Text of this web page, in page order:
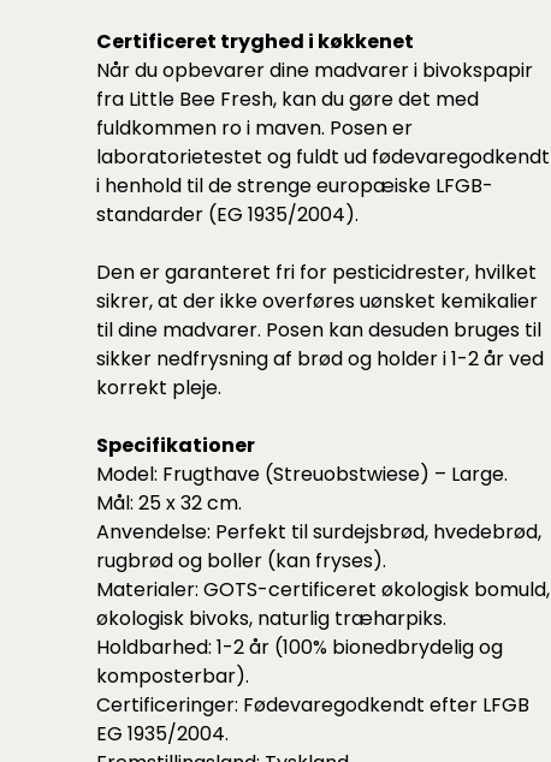
Certificeret tryghed i køkkenet
Når du opbevarer dine madvarer i bivokspapir
fra Little Bee Fresh, kan du gøre det med
fuldkommen ro i maven. Posen er
laboratorietestet og fuldt ud fødevaregodkendt
i henhold til de strenge europæiske LFGB-
standarder (EG 1935/2004).
Den er garanteret fri for pesticidrester, hvilket
sikrer, at der ikke overføres uønsket kemikalier
til dine madvarer. Posen kan desuden bruges til
sikker nedfrysning af brød og holder i 1-2 år ved
korrekt pleje.
Specifikationer
Model: Frugthave (Streuobstwiese) – Large.
Mål: 25 x 32 cm.
Anvendelse: Perfekt til surdejsbrød, hvedebrød,
rugbrød og boller (kan fryses).
Materialer: GOTS-certificeret økologisk bomuld,
økologisk bivoks, naturlig træharpiks.
Holdbarhed: 1-2 år (100% bionedbrydelig og
komposterbar).
Certificeringer: Fødevaregodkendt efter LFGB
EG 1935/2004.